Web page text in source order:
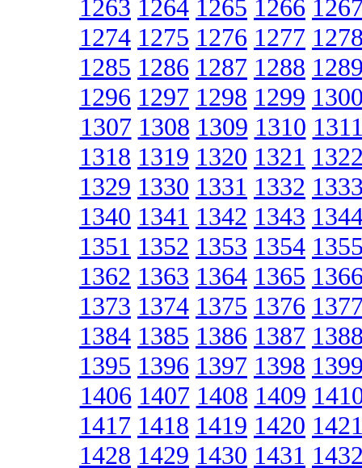
1263 1264 1265 1266
1274 1275 1276 1277
1285 1286 1287 1288
1296 1297 1298 1299
1307 1308 1309 1310
1318 1319 1320 1321
1329 1330 1331 1332
1340 1341 1342 1343
1351 1352 1353 1354
1362 1363 1364 1365
1373 1374 1375 1376
1384 1385 1386 1387
1395 1396 1397 1398
1406 1407 1408 1409
1417 1418 1419 1420
1428 1429 1430 1431